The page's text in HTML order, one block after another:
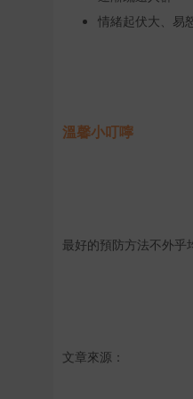
情緒起伏大、易
溫馨小叮嚀
最好的預防方法不外乎
文章來源：